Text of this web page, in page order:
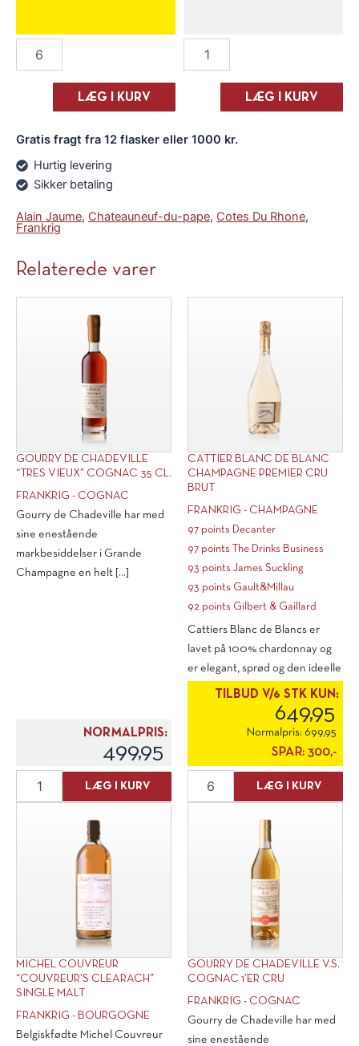
Jaume
Origines"
2022
antal
LÆG I KURV
Jaume
Origines"
LÆG I KURV
Gratis fragt fra 12 flasker eller 1000 kr.
Hurtig levering
Sikker betaling
Alain Jaume, Chateauneuf-du-pape, Cotes Du Rhone,
Frankrig
Relaterede varer
GOURRY DE CHADEVILLE
“TRES VIEUX” COGNAC 35 CL.
FRANKRIG - COGNAC
Gourry de Chadeville har med
sine enestående
markbesiddelser i Grande
Champagne en helt [...]
NORMALPRIS:
499,95
LÆG I KURV
CATTIER BLANC DE BLANC
CHAMPAGNE PREMIER CRU
BRUT
FRANKRIG - CHAMPAGNE
97 points Decanter
97 points The Drinks Business
93 points James Suckling
93 points Gault&Millau
92 points Gilbert & Gaillard
Cattiers Blanc de Blancs er
lavet på 100% chardonnay og
er elegant, sprød og den ideelle
high [...]
TILBUD V/6 STK KUN:
649,95
Normalpris: 699,95
SPAR: 300,-
Blanc
LÆG I KURV
MICHEL COUVREUR
“COUVREUR’S CLEARACH”
SINGLE MALT
FRANKRIG - BOURGOGNE
Belgiskfødte Michel Couvreur
GOURRY DE CHADEVILLE V.S.
COGNAC 1’ER CRU
FRANKRIG - COGNAC
Gourry de Chadeville har med
sine enestående